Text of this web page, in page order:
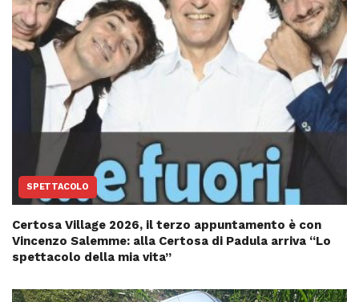
SPETTACOLO
Certosa Village 2026, il terzo appuntamento è con
Vincenzo Salemme: alla Certosa di Padula arriva “Lo
spettacolo della mia vita”